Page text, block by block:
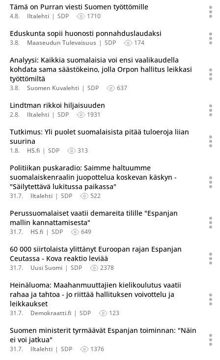
Tämä on Purran viesti Suomen työttömille
4.8. Iltalehti SDP 1710
Eduskunta sopii huonosti ponnahduslaudaksi
3.8. Maaseudun Tulevaisuus SDP 174
Analyysi: Kaikkia suomalaisia voi ensi vaalikaudella
kohdata sama säästökeino, jolla Orpon hallitus leikkasi
työttömiltä
3.8. Suomen Kuvalehti SDP 637
Lindtman rikkoi hiljaisuuden
2.8. Iltalehti SDP 1931
Tutkimus: Yli puolet suomalaisista pitää tuloeroja liian
suurina
1.8. HS.fi SDP 313
Politiikan puskaradio: Saimme haltuumme
suomalaiskenraalin juopottelua koskevan käskyn -
"Säilytettävä lukitussa paikassa"
31.7. Iltalehti SDP 522
Perussuomalaiset vaatii demareita tilille "Espanjan
mallin kannattamisesta"
31.7. HS.fi SDP 649
60 000 siirtolaista ylittänyt Euroopan rajan Espanjan
Ceutassa - Kova reaktio leviää
31.7. Uusi Suomi SDP 2378
Heinäluoma: Maahanmuuttajien kielikoulutus vaatii
rahaa ja tahtoa - jo riittää hallituksen voivottelu ja
leikkaukset
31.7. Demokraatti.fi SDP 123
Suomen ministerit tyrmäävät Espanjan toiminnan: "Näin
ei voi jatkua"
31.7. Iltalehti SDP 1376